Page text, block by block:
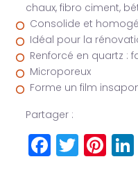
chaux, fibro ciment,
Consolide et
Idéal pour la
Renforcé en quartz :
Microporeux
Forme un film
Partager :
Twitter